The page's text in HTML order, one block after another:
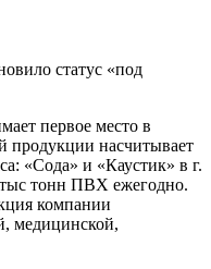
статус «под
первое место в
продукции насчитывает
«Сода» и «Каустик» в г.
тыс тонн ПВХ ежегодно.
компании
медицинской,